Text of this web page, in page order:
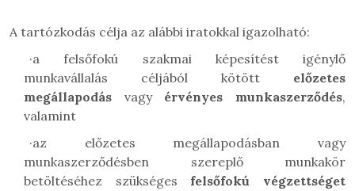
A tartózkodás célja az alábbi iratokkal igazolható:
·a felsőfokú szakmai képesítést igénylő
munkavállalás céljából kötött előzetes
megállapodás vagy érvényes munkaszerződés,
valamint
·az előzetes megállapodásban vagy
munkaszerződésben szereplő munkakör
betöltéséhez szükséges felsőfokú végzettséget